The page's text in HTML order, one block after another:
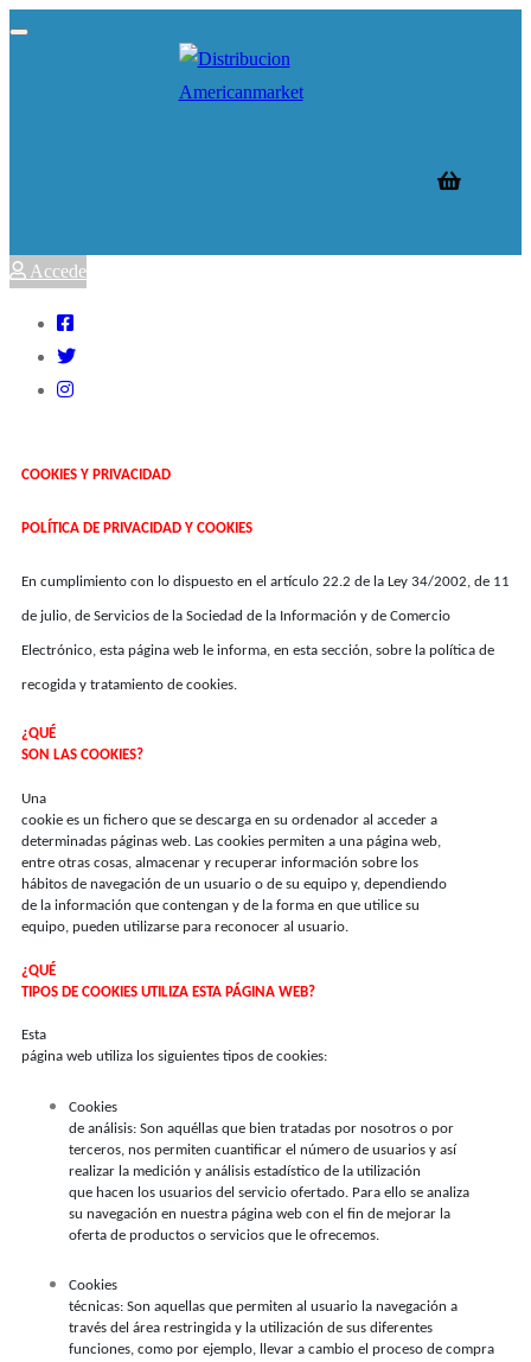
Accede
COOKIES Y PRIVACIDAD
POLÍTICA DE PRIVACIDAD Y COOKIES
En cumplimiento con lo dispuesto en el artículo 22.2 de la Ley 34/2002, de 11
de julio, de Servicios de la Sociedad de la Información y de Comercio
Electrónico, esta página web le informa, en esta sección, sobre la política de
recogida y tratamiento de cookies.
¿QUÉ
SON LAS COOKIES?
Una
cookie es un fichero que se descarga en su ordenador al acceder a
determinadas páginas web. Las cookies permiten a una página web,
entre otras cosas, almacenar y recuperar información sobre los
hábitos de navegación de un usuario o de su equipo y, dependiendo
de la información que contengan y de la forma en que utilice su
equipo, pueden utilizarse para reconocer al usuario.
¿QUÉ
TIPOS DE COOKIES UTILIZA ESTA PÁGINA WEB?
Esta
página web utiliza los siguientes tipos de cookies:
Cookies
de análisis: Son aquéllas que bien tratadas por nosotros o por
terceros, nos permiten cuantificar el número de usuarios y así
realizar la medición y análisis estadístico de la utilización
que hacen los usuarios del servicio ofertado. Para ello se analiza
su navegación en nuestra página web con el fin de mejorar la
oferta de productos o servicios que le ofrecemos.
Cookies
técnicas: Son aquellas que permiten al usuario la navegación a
través del área restringida y la utilización de sus diferentes
funciones, como por ejemplo, llevar a cambio el proceso de compra